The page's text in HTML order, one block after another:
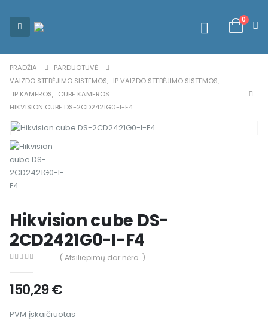
0
PRADŽIA
PARDUOTUVĖ
VAIZDO STEBĖJIMO SISTEMOS, IP VAIZDO STEBĖJIMO SISTEMOS,
IP KAMEROS, CUBE KAMEROS
HIKVISION CUBE DS-2CD2421G0-I-F4
Hikvision cube DS-
2CD2421G0-I-F4
( Atsiliepimų dar nėra. )
150,29€
PVM įskaičiuotas